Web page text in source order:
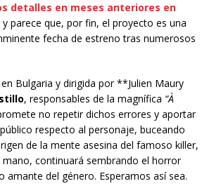
detalles en meses anteriores en
y parece que, por fin, el proyecto es una
fecha de estreno tras numerosos
Bulgaria y dirigida por **Julien Maury
, responsables de la magnífica “À
no repetir dichos errores y aportar
respecto al personaje, buceando
de la mente asesina del famoso killer,
continuará sembrando el horror
amante del género. Esperamos así sea.